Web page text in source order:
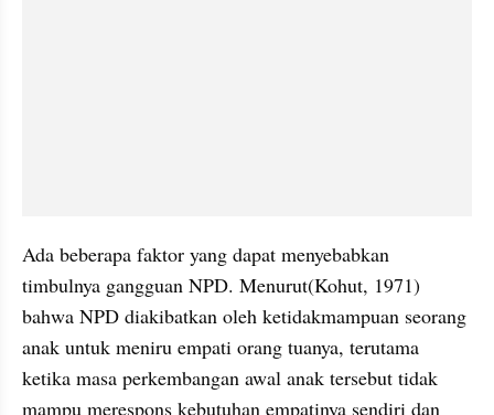
Ada beberapa faktor yang dapat menyebabkan
timbulnya gangguan NPD. Menurut(Kohut, 1971)
bahwa NPD diakibatkan oleh ketidakmampuan seorang
anak untuk meniru empati orang tuanya, terutama
ketika masa perkembangan awal anak tersebut tidak
mampu merespons kebutuhan empatinya sendiri dan